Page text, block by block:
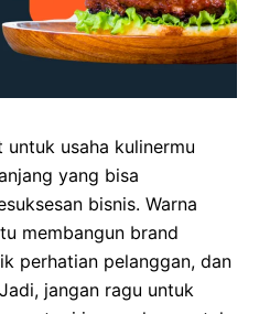
usaha kulinermu
yang bisa
bisnis. Warna
membangun brand
perhatian pelanggan, dan
jangan ragu untuk